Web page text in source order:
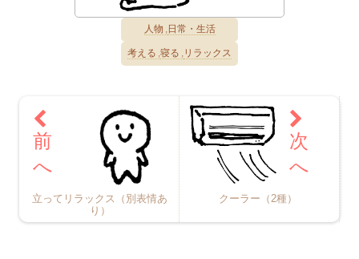
人物 日常・生活
考える 寝る リラックス
立ってリラックス（別表情あ
り）
クーラー（2種）